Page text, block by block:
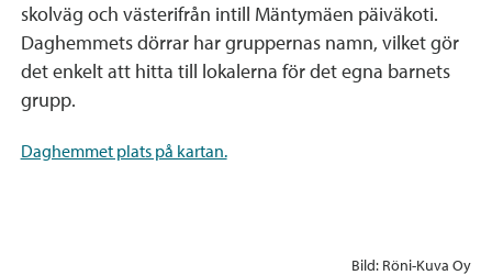
skolväg och västerifrån intill Mäntymäen päiväkoti.
Daghemmets dörrar har gruppernas namn, vilket gör
det enkelt att hitta till lokalerna för det egna barnets
grupp.
Daghemmet plats på kartan.
Bild: Röni-Kuva Oy